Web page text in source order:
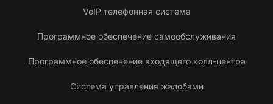
VoIP телефонная система
Программное обеспечение самообслуживания
Программное обеспечение входящего колл-центра
Система управления жалобами